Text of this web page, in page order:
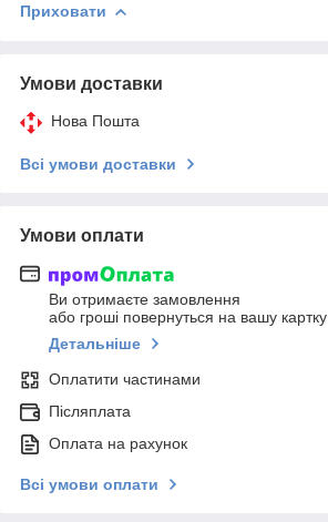
Приховати
Умови доставки
Нова Пошта
Всі умови доставки
Умови оплати
Ви отримаєте замовлення
або гроші повернуться на вашу картку
Детальніше
Оплатити частинами
Післяплата
Оплата на рахунок
Всі умови оплати